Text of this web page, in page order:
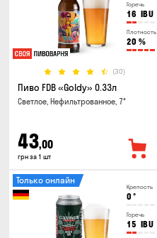
Горечь
16 IBU
Плотность
20 %
(30)
Пиво FDB «Goldy» 0.33л
Светлое, Нефильтрованное, 7°
43,00
грн за 1 шт
Крепость
0 °
Горечь
15 IBU
Только онлайн